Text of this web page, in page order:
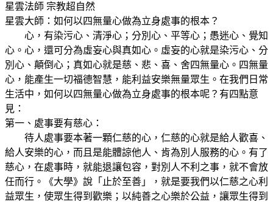
星雲法師 宗教超自然
星雲大師：如何以四無量心做為立身處事的根本？
心，有染污心、清淨心；分別心、平等心；愚迷心、覺知
心。心，還可分為虛妄心與真如心。虛妄的心就是染污心、分
別心、顛倒心；真如心就是慈、悲、喜、舍四無量心。四無量
心，能產生一切福德智慧，能利益安樂無量眾生。在我們日常
生活中，如何以四無量心做為立身處事的根本呢？有四點意
見：
第一、處事要有慈心：
待人處事要本著一顆仁慈的心，仁慈的心就是給人歡喜、
給人安樂的心，而且是能體諒他人、肯為別人服務的心。有了
慈心，在處事時，就能退讓包容，對別人不利之事，就不會放
任而行。《大學》說「止於至善」，就是要我們以仁慈之心利
益眾生，使眾生得到歡樂；以純善之心樂於公益，讓眾生得到